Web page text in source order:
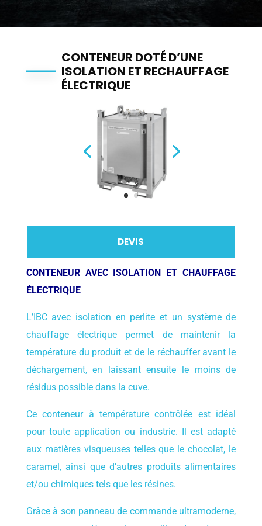
CONTENEUR DOTÉ D’UNE
ISOLATION ET RECHAUFFAGE
ÉLECTRIQUE
DEVIS
CONTENEUR AVEC ISOLATION ET CHAUFFAGE
ÉLECTRIQUE
L’IBC avec isolation en perlite et un système de
chauffage électrique permet de maintenir la
température du produit et de le réchauffer avant le
déchargement, en laissant ensuite le moins de
résidus possible dans la cuve.
Ce conteneur à température contrôlée est idéal
pour toute application ou industrie. Il est adapté
aux matières visqueuses telles que le chocolat, le
caramel, ainsi que d’autres produits alimentaires
et/ou chimiques tels que les résines.
Grâce à son panneau de commande ultramoderne,